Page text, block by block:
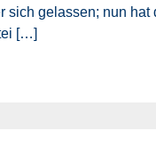
sich gelassen; nun hat
[…]